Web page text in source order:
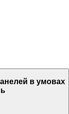
в умовах